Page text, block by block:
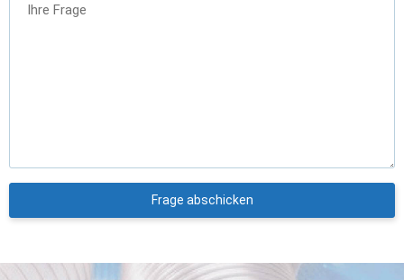
Ihre Frage
Frage abschicken